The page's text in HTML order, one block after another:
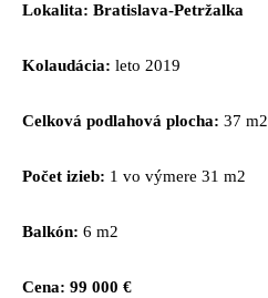
Lokalita: Bratislava-Petržalka
Kolaudácia: leto 2019
Celková podlahová plocha: 37 m2
Počet izieb: 1 vo výmere 31 m2
Balkón: 6 m2
Cena: 99 000 €